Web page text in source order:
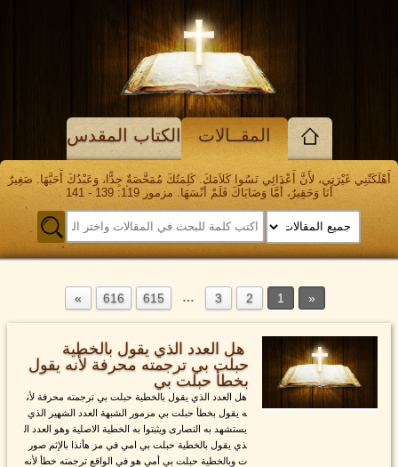
المقــالات الكتاب المقدس
أَهْلَكَتْنِي غَيْرَتِي، لأَنَّ أَعْدَائِي نَسُوا كَلاَمَكَ. كَلِمَتُكَ مُمَحَّصَةٌ جِدًّا، وَعَبْدُكَ أَحَبَّهَا. صَغِيرٌ
أَنَا وَحَقِيرٌ، أَمَّا وَصَايَاكَ فَلَمْ أَنْسَهَا. مزمور 119: 139 - 141
1
2
3
…
615
616
هل العدد الذي يقول بالخطية
حبلت بي ترجمته محرفة لأنه يقول
بخطأ حبلت بي
هل العدد الذي يقول بالخطية حبلت بي ترجمته محرفة لأن
ه يقول بخطأ حبلت بي مزمور الشبهة العدد الشهير الذي
يستشهد به النصارى ويثبتوا به الخطية الاصلية وهو العدد ال
ذي يقول بالخطية حبلت بي امي في مز هأنذا بالإثم صور
ت وبالخطية حبلت بي أمي هو في الواقع ترجمته خطأ لأنه